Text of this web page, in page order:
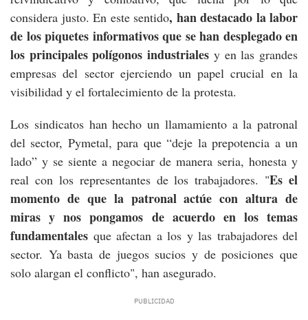
considera justo. En este sentido, han destacado la labor
de los piquetes informativos que se han desplegado en
los principales polígonos industriales y en las grandes
empresas del sector ejerciendo un papel crucial en la
visibilidad y el fortalecimiento de la protesta.
Los sindicatos han hecho un llamamiento a la patronal
del sector, Pymetal, para que “deje la prepotencia a un
lado” y se siente a negociar de manera seria, honesta y
real con los representantes de los trabajadores. "Es el
momento de que la patronal actúe con altura de
miras y nos pongamos de acuerdo en los temas
fundamentales que afectan a los y las trabajadores del
sector. Ya basta de juegos sucios y de posiciones que
solo alargan el conflicto", han asegurado.